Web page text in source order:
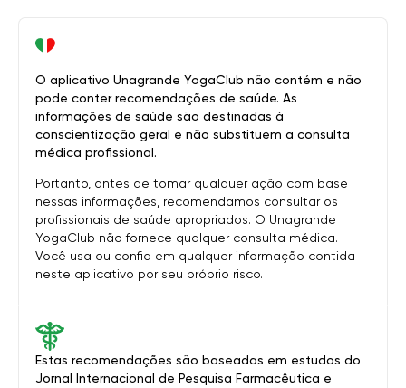
Estas recomendações são baseadas em estudos do
Jornal Internacional de Pesquisa Farmacêutica e
O aplicativo Unagrande YogaClub não contém e não
pode conter recomendações de saúde. As
informações de saúde são destinadas à
conscientização geral e não substituem a consulta
médica profissional.
Portanto, antes de tomar qualquer ação com base
nessas informações, recomendamos consultar os
profissionais de saúde apropriados. O Unagrande
YogaClub não fornece qualquer consulta médica.
Você usa ou confia em qualquer informação contida
neste aplicativo por seu próprio risco.